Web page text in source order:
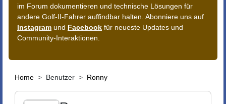
im Forum dokumentieren und technische Lösungen für
andere Golf-II-Fahrer auffindbar halten. Abonniere uns auf
Instagram und Facebook für neueste Updates und
Community-Interaktionen.
Home Benutzer Ronny